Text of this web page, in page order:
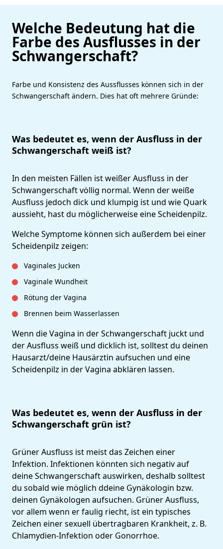
Welche Bedeutung hat die
Farbe des Ausflusses in der
Schwangerschaft?
Farbe und Konsistenz des Aussflusses können sich in der
Schwangerschaft ändern. Dies hat oft mehrere Gründe:
Was bedeutet es, wenn der Ausfluss in der
Schwangerschaft weiß ist?
In den meisten Fällen ist weißer Ausfluss in der
Schwangerschaft völlig normal. Wenn der weiße
Ausfluss jedoch dick und klumpig ist und wie Quark
aussieht, hast du möglicherweise eine Scheidenpilz.
Welche Symptome können sich außerdem bei einer
Scheidenpilz zeigen:
Vaginales Jucken
Vaginale Wundheit
Rötung der Vagina
Brennen beim Wasserlassen
Wenn die Vagina in der Schwangerschaft juckt und
der Ausfluss weiß und dicklich ist, solltest du deinen
Hausarzt/deine Hausärztin aufsuchen und eine
Scheidenpilz in der Vagina abklären lassen.
Was bedeutet es, wenn der Ausfluss in der
Schwangerschaft grün ist?
Grüner Ausfluss ist meist das Zeichen einer
Infektion. Infektionen könnten sich negativ auf
deine Schwangerschaft auswirken, deshalb solltest
du sobald wie möglich ddeine Gynäkologin bzw.
deinen Gynäkologen aufsuchen. Grüner Ausfluss,
vor allem wenn er faulig riecht, ist ein typisches
Zeichen einer sexuell übertragbaren Krankheit, z. B.
Chlamydien-Infektion oder Gonorrhoe.